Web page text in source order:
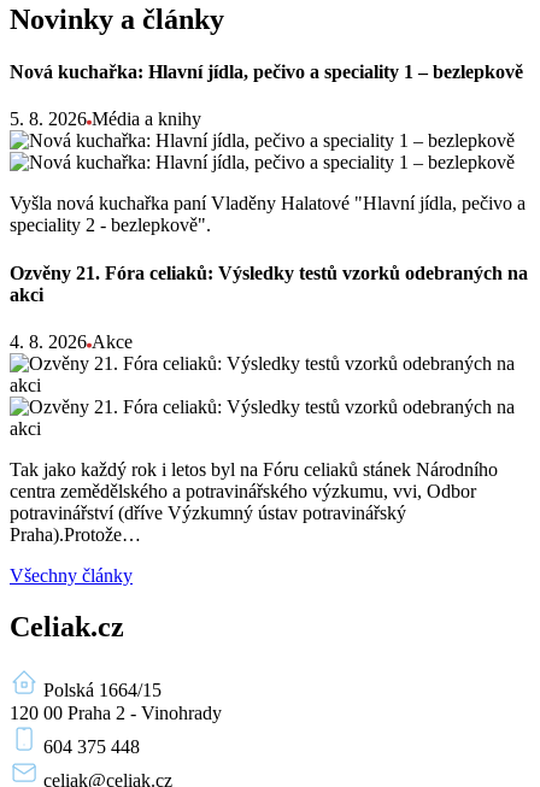
Novinky a články
Nová kuchařka: Hlavní jídla, pečivo a speciality 1 – bezlepkově
5. 8. 2026 Média a knihy
Vyšla nová kuchařka paní Vladěny Halatové "Hlavní jídla, pečivo a
speciality 2 - bezlepkově".
Ozvěny 21. Fóra celiaků: Výsledky testů vzorků odebraných na
akci
4. 8. 2026 Akce
Tak jako každý rok i letos byl na Fóru celiaků stánek Národního
centra zemědělského a potravinářského výzkumu, vvi, Odbor
potravinářství (dříve Výzkumný ústav potravinářský
Praha).Protože…
Všechny články
Celiak.cz
Polská 1664/15
120 00 Praha 2 - Vinohrady
604 375 448
celiak@celiak.cz